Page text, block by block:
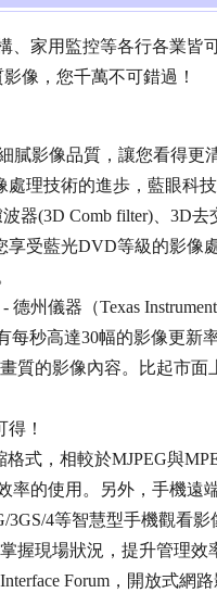
家用監控等各行各業皆
像，您千萬不可錯過！
膩影像品質，讓您看得更
處理技術的進歩，藍眼科
器(3D Comb filter)、3D去
享受藍光DVD等級的影像
州儀器（Texas
每秒高達30幅的影像更
質的影像內容。比起市面
！
式，相較於MJPEG與
率的使用。另外，手機遠
3GS/4等智慧型手機觀看
握現場狀況，提升管理效
Forum，開放式網